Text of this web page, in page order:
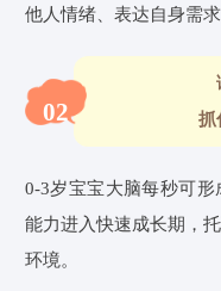
他人情绪、表达自身需
02
抓
0-3岁宝宝大脑每秒可形
能力进入快速成长期，
环境。